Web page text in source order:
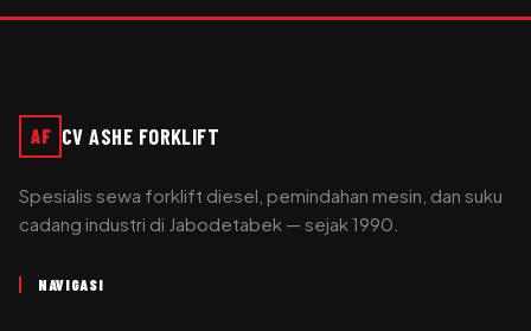
AF CV ASHE FORKLIFT
Spesialis sewa forklift diesel, pemindahan mesin, dan suku
cadang industri di Jabodetabek — sejak 1990.
NAVIGASI